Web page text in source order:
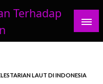
Terhadap
LAUT DI INDONESIA